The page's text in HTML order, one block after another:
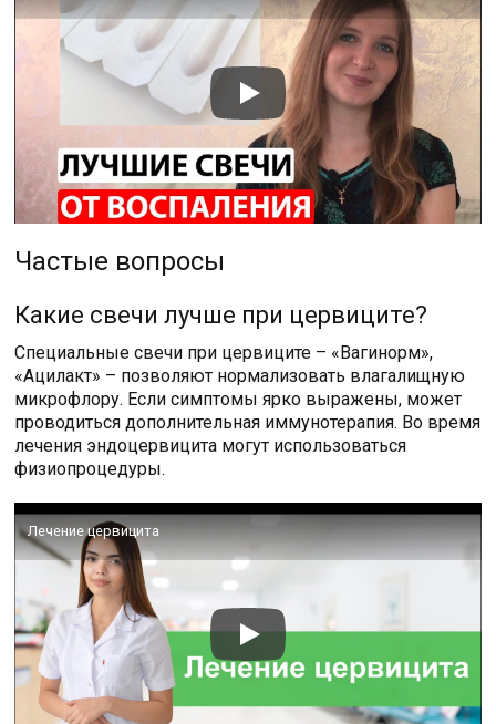
Частые вопросы
Какие свечи лучше при цервиците?
Специальные свечи при цервиците – «Вагинорм»,
«Ацилакт» – позволяют нормализовать влагалищную
микрофлору. Если симптомы ярко выражены, может
проводиться дополнительная иммунотерапия. Во время
лечения эндоцервицита могут использоваться
физиопроцедуры.
Лечение цервицита